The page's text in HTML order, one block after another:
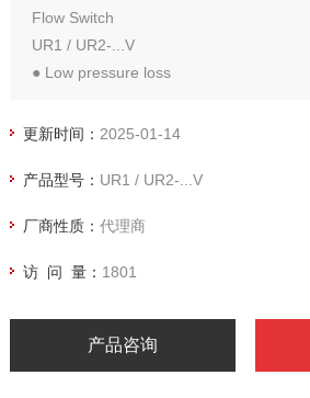
Flow Switch
UR1 / UR2-...V
● Low pressure loss
● Soldered/welded connection
更新时间： 2025-01-14
产品型号： UR1 / UR2-...V
厂商性质： 代理商
访 问 量： 1801
产品咨询